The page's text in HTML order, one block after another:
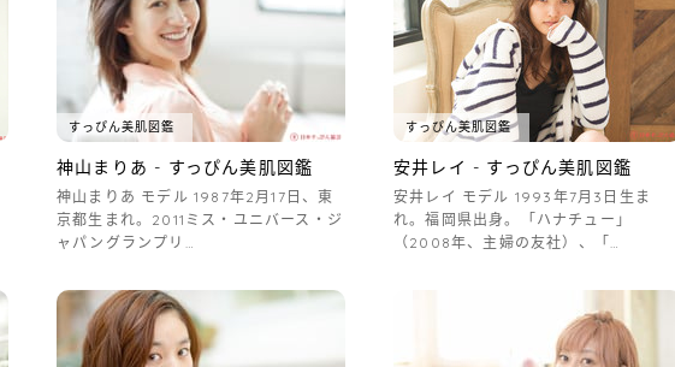
すっぴん美肌図鑑
神山まりあ - すっぴん美肌図鑑
神山まりあ モデル 1987年2月17日、東
京都生まれ。2011ミス・ユニバース・ジ
ャパングランプリ…
すっぴん美肌図鑑
安井レイ - すっぴん美肌図鑑
安井レイ モデル 1993年7月3日生ま
れ。福岡県出身。「ハナチュー」
（2008年、主婦の友社）、「…